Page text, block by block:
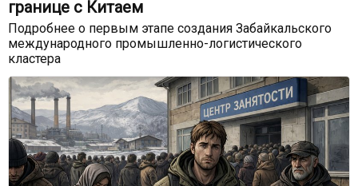
границе с Китаем
Подробнее о первым этапе создания Забайкальского
международного промышленно-логистического
кластера